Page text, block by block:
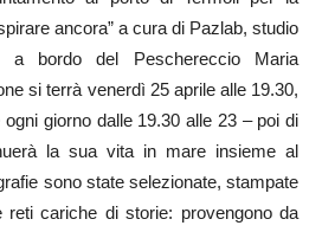
ancora” a cura di Pazlab, studio
bordo del Peschereccio Maria
si terrà venerdì 25 aprile alle 19.30,
giorno dalle 19.30 alle 23 – poi di
la sua vita in mare insieme al
sono state selezionate, stampate
cariche di storie: provengono da